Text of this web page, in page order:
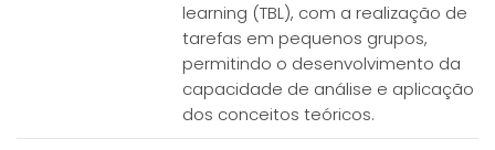
learning (TBL), com a realização de
tarefas em pequenos grupos,
permitindo o desenvolvimento da
capacidade de análise e aplicação
dos conceitos teóricos.